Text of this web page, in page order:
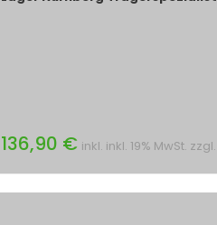
136,90 € inkl. inkl. 19% MwSt. zzgl.